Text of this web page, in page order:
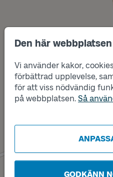
Den här
Vi använder kakor,
förbättrad upplevelse,
för att viss nödvändig
på webbplatsen. Så
GODKÄNN